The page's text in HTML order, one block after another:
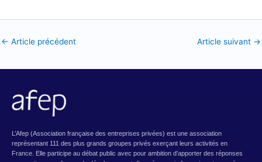
← Article précédent Article suivant →
L’Afep (Association française des entreprises privées) est une association
représentant 111 des plus grands groupes privés exerçant leurs activités en
France. Elle participe au débat public avec pour ambition d’apporter des réponses